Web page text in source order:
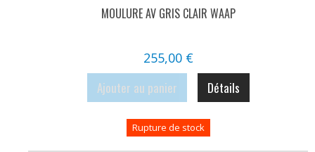
MOULURE AV GRIS CLAIR WAAP
255,00 €
Ajouter au panier Détails
Rupture de stock